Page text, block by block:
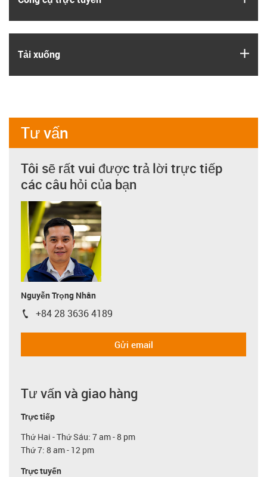
Tải xuống
Tư vấn
Tôi sẽ rất vui được trả lời trực tiếp
các câu hỏi của bạn
Nguyễn Trọng Nhân
igus-icon-phone
+84 28 3636 4189
Gửi email
Tư vấn và giao hàng
Trực tiếp
Thứ Hai - Thứ Sáu: 7 am - 8 pm
Thứ 7: 8 am - 12 pm
Trực tuyến